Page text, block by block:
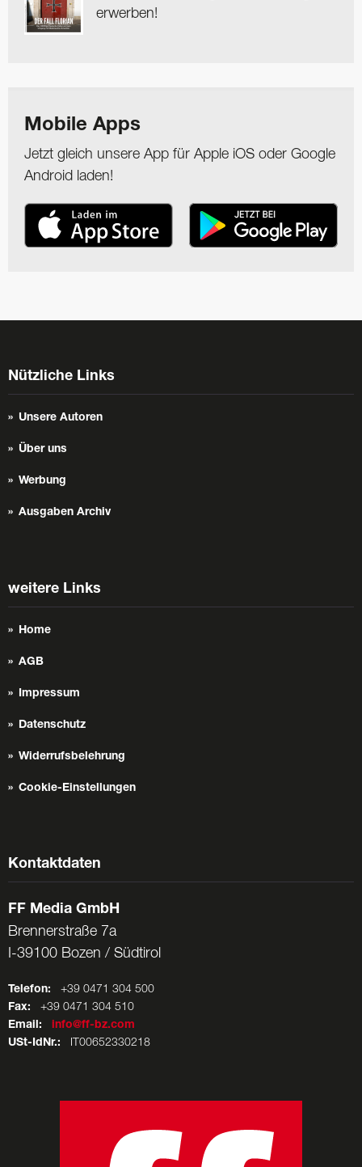
erwerben!
Mobile Apps
Jetzt gleich unsere App für Apple iOS oder Google
Android laden!
Nützliche Links
Unsere Autoren
Über uns
Werbung
Ausgaben Archiv
weitere Links
Home
AGB
Impressum
Datenschutz
Widerrufsbelehrung
Cookie-Einstellungen
Kontaktdaten
FF Media GmbH
Brennerstraße 7a
I-39100 Bozen / Südtirol
Telefon: +39 0471 304 500
Fax: +39 0471 304 510
Email:
info@ff-bz.com
USt-IdNr.: IT00652330218